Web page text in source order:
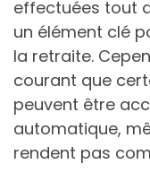
effectuées tout
un élément clé
la retraite.
courant que
peuvent être
automatique,
rendent pas